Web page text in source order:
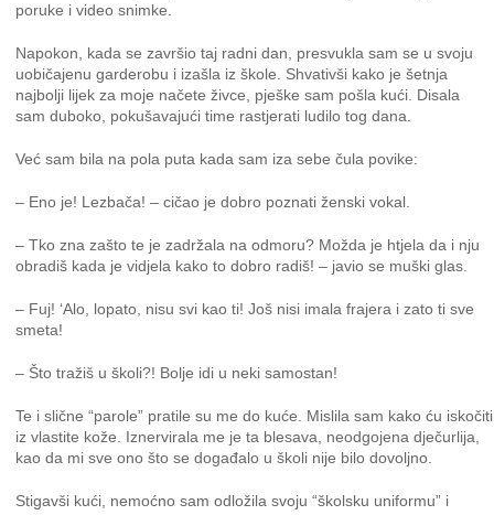
poruke i video snimke.
Napokon, kada se završio taj radni dan, presvukla sam se u svoju
uobičajenu garderobu i izašla iz škole. Shvativši kako je šetnja
najbolji lijek za moje načete živce, pješke sam pošla kući. Disala
sam duboko, pokušavajući time rastjerati ludilo tog dana.
Već sam bila na pola puta kada sam iza sebe čula povike:
– Eno je! Lezbača! – cičao je dobro poznati ženski vokal.
– Tko zna zašto te je zadržala na odmoru? Možda je htjela da i nju
obradiš kada je vidjela kako to dobro radiš! – javio se muški glas.
– Fuj! ‘Alo, lopato, nisu svi kao ti! Još nisi imala frajera i zato ti sve
smeta!
– Što tražiš u školi?! Bolje idi u neki samostan!
Te i slične “parole” pratile su me do kuće. Mislila sam kako ću iskočiti
iz vlastite kože. Iznervirala me je ta blesava, neodgojena dječurlija,
kao da mi sve ono što se događalo u školi nije bilo dovoljno.
Stigavši kući, nemoćno sam odložila svoju “školsku uniformu” i